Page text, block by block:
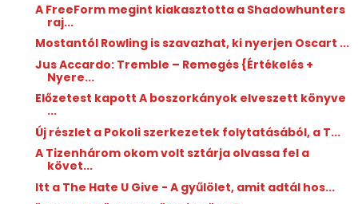
A FreeForm megint kiakasztotta a Shadowhunters
raj...
Mostantól Rowling is szavazhat, ki nyerjen Oscart ...
Jus Accardo: Tremble ​– Remegés {Értékelés +
Nyere...
Előzetest kapott A ​boszorkányok elveszett könyve
...
Új részlet a Pokoli szerkezetek folytatásából, a T...
A Tizenhárom okom volt sztárja olvassa fel a
követ...
Itt a The Hate U Give - A gyűlölet, amit adtál hos...